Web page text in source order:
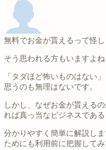
無料でお金が貰えるって怪
そう思われる方もいますよね
「タダほど怖いものはない
思うのも無理はないです。
しかし、なぜお金が貰える
れば真っ当なビジネスである
分かりやすく簡単に解説し
ためにも利用前に把握してみ